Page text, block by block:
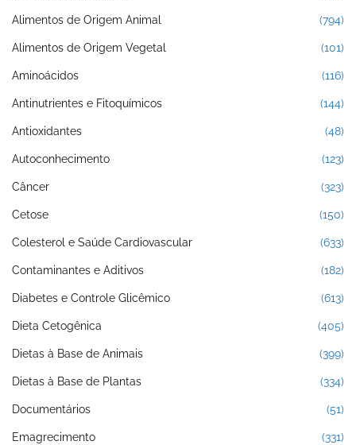
Alimentos de Origem Animal (794)
Alimentos de Origem Vegetal (101)
Aminoácidos (116)
Antinutrientes e Fitoquímicos (144)
Antioxidantes (48)
Autoconhecimento (123)
Câncer (323)
Cetose (150)
Colesterol e Saúde Cardiovascular (633)
Contaminantes e Aditivos (182)
Diabetes e Controle Glicêmico (613)
Dieta Cetogênica (405)
Dietas à Base de Animais (399)
Dietas à Base de Plantas (334)
Documentários (51)
Emagrecimento (331)